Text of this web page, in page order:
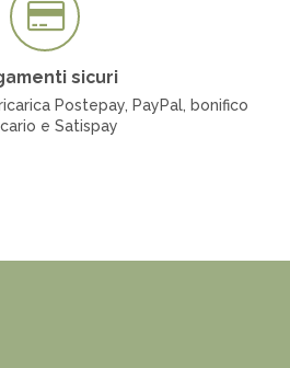
sicuri
Postepay, PayPal, bonifico
e Satispay